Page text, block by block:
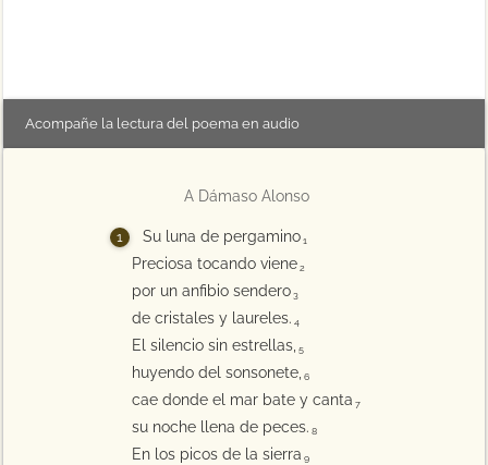
Acompañe la lectura del poema en audio
A Dámaso Alonso
Su luna de pergamino 1
Preciosa tocando viene 2
por un anfibio sendero 3
de cristales y laureles. 4
El silencio sin estrellas, 5
huyendo del sonsonete, 6
cae donde el mar bate y canta 7
su noche llena de peces. 8
En los picos de la sierra 9